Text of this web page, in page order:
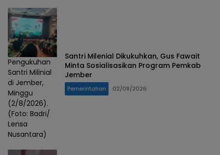
Pengukuhan
Santri Milinial
di Jember,
Minggu
(2/8/2026).
(Foto: Badri/
Lensa
Nusantara)
Santri Milenial Dikukuhkan, Gus Fawait
Minta Sosialisasikan Program Pemkab
Jember
Pemerintahan 02/08/2026